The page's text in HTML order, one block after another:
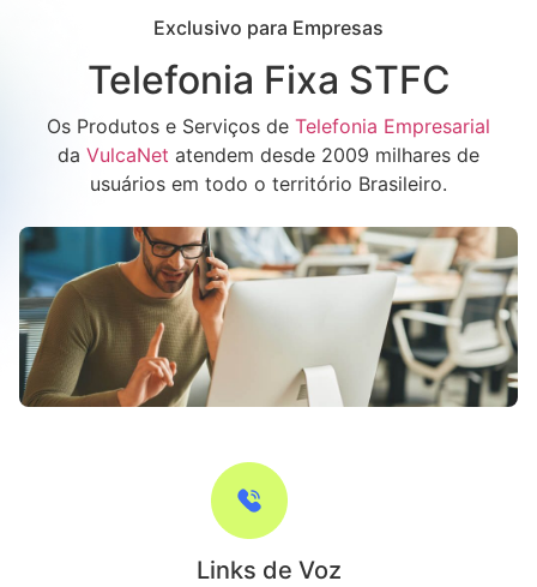
Exclusivo para Empresas
Telefonia Fixa STFC
Os Produtos e Serviços de Telefonia Empresarial
da VulcaNet atendem desde 2009 milhares de
usuários em todo o território Brasileiro.
Links de Voz